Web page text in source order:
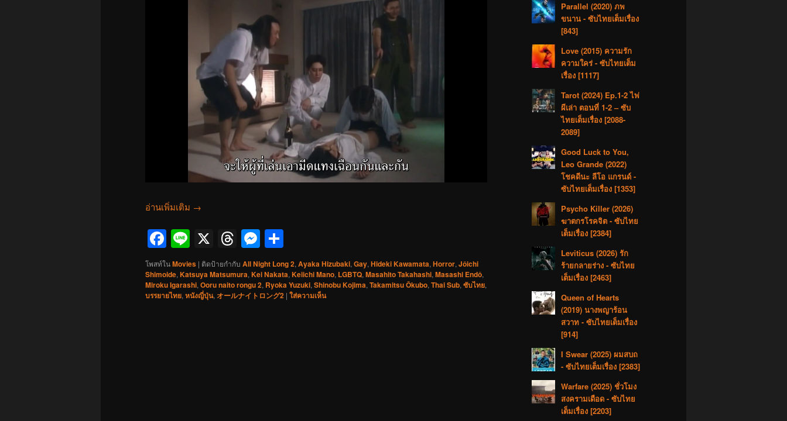
อ่านเพิ่มเติม →
Facebook
Line
X Threads
Messenger
โพสท์ในMovies | ติดป้ายกำกับ All Night Long 2, Ayaka Hizubaki, Gay, Hideki Kawamata, Horror, Jôichi
Shimoide, Katsuya Matsumura, Kei Nakata, Keiichi Mano, LGBTQ, Masahito Takahashi, Masashi Endô,
Miroku Igarashi, Ooru naito rongu 2, Ryoka Yuzuki, Shinobu Kojima, Takamitsu Ōkubo, Thai Sub, ซับไทย,
บรรยายไทย, หนังญี่ปุ่น, オールナイトロング2 | ใส่ความเห็น
Parallel (2020) ภพ
ขนาน - ซับไทยเต็มเรื่อง
[843]
Love (2015) ความรัก
ความใคร่ - ซับไทยเต็ม
เรื่อง [1117]
Tarot (2024) Ep.1-2 ไพ่
ผีเล่า ตอนที่ 1-2 – ซับ
ไทยเต็มเรื่อง [2088-
2089]
Good Luck to You,
Leo Grande (2022)
โชคดีนะ ลีโอ แกรนด์ -
ซับไทยเต็มเรื่อง [1353]
Psycho Killer (2026)
ฆาตกรโรคจิต - ซับไทย
เต็มเรื่อง [2384]
Leviticus (2026) รัก
ร้ายกลายร่าง - ซับไทย
เต็มเรื่อง [2463]
Queen of Hearts
(2019) นางพญาร้อน
สวาท - ซับไทยเต็มเรื่อง
[914]
I Swear (2025) ผมสบถ
- ซับไทยเต็มเรื่อง [2383]
Warfare (2025) ชั่วโมง
สงครามเดือด - ซับไทย
เต็มเรื่อง [2203]